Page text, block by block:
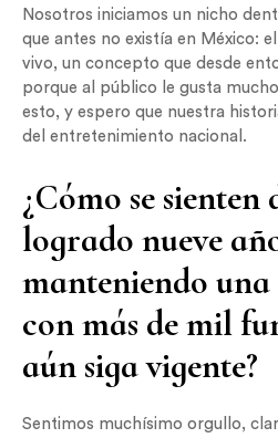
Nosotros iniciamos un nicho
que antes no existía en México:
vivo, un concepto que desde
porque al público le gusta
esto, y espero que nuestra
del entretenimiento nacional.
¿Cómo se sienten
logrado nueve
manteniendo
con más de mil
aún siga vigente?
Sentimos muchísimo orgullo,